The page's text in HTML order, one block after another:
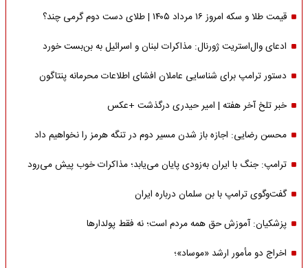
قیمت طلا و سکه امروز ۱۶ مرداد ۱۴۰۵ | طلای دست دوم گرمی چند؟
ادعای وال‌استریت ژورنال: مذاکرات لبنان و اسرائیل به بن‌بست خورد
دستور ترامپ برای شناسایی عاملان افشای اطلاعات محرمانه پنتاگون
خبر تلخ آخر هفته | امیر حیدری درگذشت +عکس
محسن رضایی: اجازه باز شدن مسیر دوم در تنگه هرمز را نخواهیم داد
ترامپ: جنگ با ایران به‌زودی پایان می‌یابد؛ مذاکرات خوب پیش می‌رود
گفت‌وگوی ترامپ با بن سلمان درباره ایران
پزشکیان: آموزش حق همه مردم است؛ نه فقط پولدارها
اخراج دو مأمور ارشد «موساد»؛